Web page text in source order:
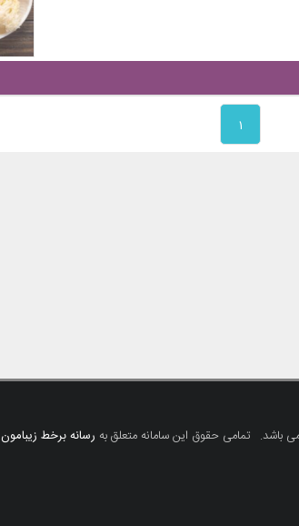
۱
باشد. تمامی حقوق این سامانه متعلق به رسانه برخط زیبامون